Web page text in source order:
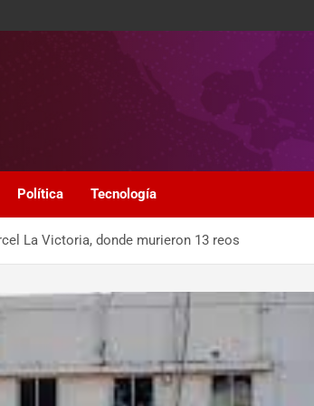
Política Tecnología
La Victoria, donde murieron 13 reos